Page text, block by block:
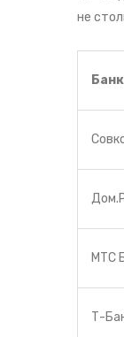
не
МТС
Т-